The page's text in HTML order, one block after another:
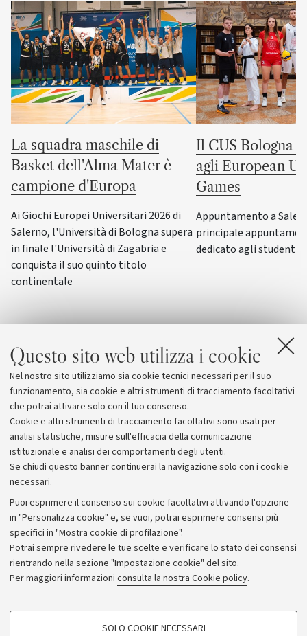
Questo sito web utilizza i cookie
Nel nostro sito utilizziamo sia cookie tecnici necessari per il suo
funzionamento, sia cookie e altri strumenti di tracciamento facoltativi
che potrai attivare solo con il tuo consenso.
Cookie e altri strumenti di tracciamento facoltativi sono usati per
analisi statistiche, misure sull'efficacia della comunicazione
istituzionale e analisi dei comportamenti degli utenti.
Se chiudi questo banner continuerai la navigazione solo con i cookie
necessari.
Puoi esprimere il consenso sui cookie facoltativi attivando l'opzione
in "Personalizza cookie" e, se vuoi, potrai esprimere consensi più
specifici in "Mostra cookie di profilazione".
Potrai sempre rivedere le tue scelte e verificare lo stato dei consensi
rientrando nella sezione "Impostazione cookie" del sito.
Per maggiori informazioni consulta la nostra Cookie policy.
COOKIE DI PROFILAZIONE - FACOLTATIVI
SOLO COOKIE NECESSARI
La squadra maschile di
Basket dell'Alma Mater è
campione d'Europa
Ai Giochi Europei Universitari 2026 di
Salerno, l'Università di Bologna supera
in finale l'Università di Zagabria e
conquista il suo quinto titolo
continentale
Il CUS Bologna
agli European
Games
Appuntamento a
principale
dedicato agli
Archivio
Comunicati stampa
Redazione
Rassegna stampa